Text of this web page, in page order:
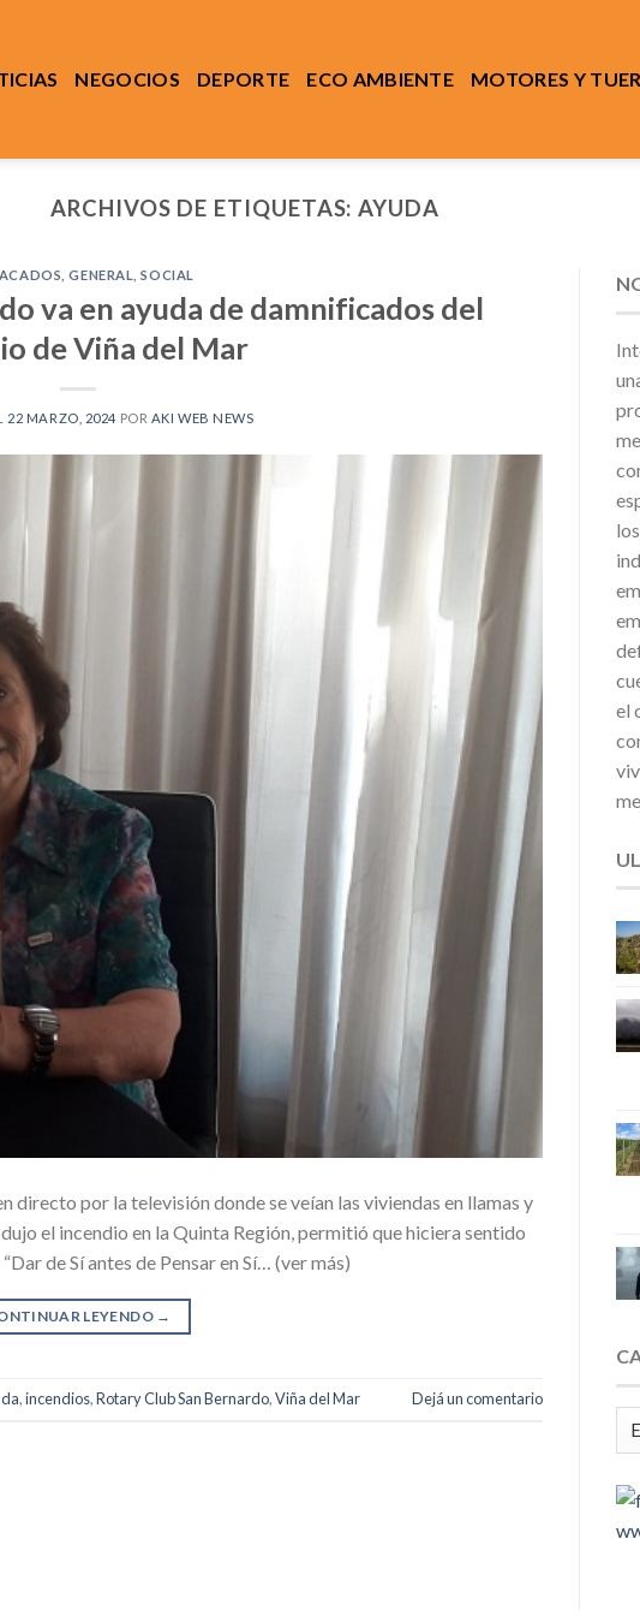
NEGOCIOS DEPORTE ECO AMBIENTE MOTORES Y
ARCHIVOS DE ETIQUETAS:AYUDA
,GENERAL ,SOCIAL
va en ayuda de damnificados del
de Viña del Mar
22 MARZO, 2024 POR AKI WEB NEWS
directo por la televisión donde se veían las viviendas en llamas y
el incendio en la Quinta Región, permitió que hiciera sentido
de Sí antes de Pensar en Sí… (ver más)
LEYENDO →
,incendios,Rotary Club San Bernardo,Viña del Mar Dejá un comentario
el